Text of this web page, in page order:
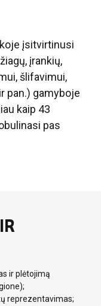
įsitvirtinusi
įrankių,
šlifavimui,
pan.) gamyboje
kaip 43
pas
ir plėtojimą
reprezentavimas;